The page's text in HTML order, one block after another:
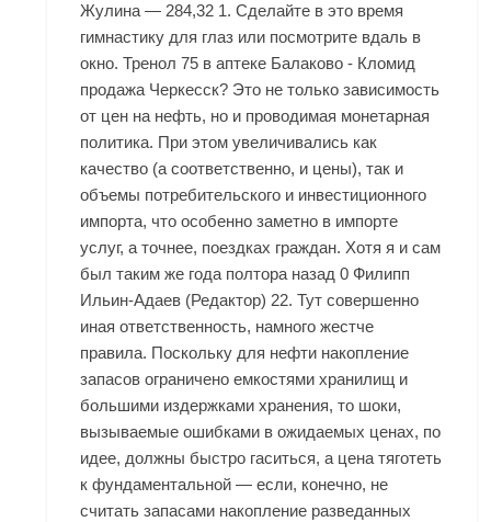
Жулина — 284,32 1. Сделайте в это время
гимнастику для глаз или посмотрите вдаль в
окно. Тренол 75 в аптеке Балаково - Кломид
продажа Черкесск? Это не только зависимость
от цен на нефть, но и проводимая монетарная
политика. При этом увеличивались как
качество (а соответственно, и цены), так и
объемы потребительского и инвестиционного
импорта, что особенно заметно в импорте
услуг, а точнее, поездках граждан. Хотя я и сам
был таким же года полтора назад 0 Филипп
Ильин-Адаев (Редактор) 22. Тут совершенно
иная ответственность, намного жестче
правила. Поскольку для нефти накопление
запасов ограничено емкостями хранилищ и
большими издержками хранения, то шоки,
вызываемые ошибками в ожидаемых ценах, по
идее, должны быстро гаситься, а цена тяготеть
к фундаментальной — если, конечно, не
считать запасами накопление разведанных